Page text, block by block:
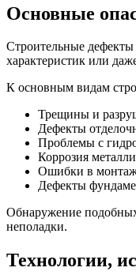
Основные
Строительные
характеристик или
К основным видам
Трещины и
Дефекты
Проблемы с
Коррозия
Ошибки в
Дефекты
Обнаружение
неполадки.
Технологии,